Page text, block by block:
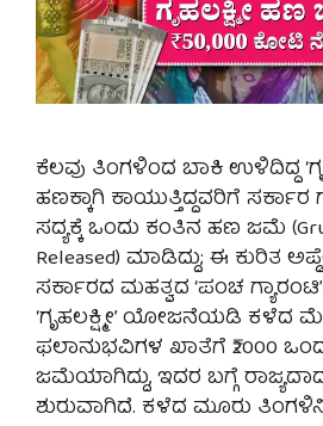
ಕೆಲವು ತಿಂಗಳಿಂದ ಬಾಕಿ ಉಳಿದಿದ್ದ
ಹಣಕ್ಕಾಗಿ ಕಾಯುತ್ತಿದ್ದವರಿಗೆ
ಸದ್ಯಕ್ಕೆ ಒಂದು ಕಂತಿನ ಹಣ ಜಮೆ
Released) ಮಾಡಿದ್ದು; ಈ ಕುರಿತ
ಸರ್ಕಾರದ ಮಹತ್ವದ ‘ಪಂಚ
‘ಗೃಹಲಕ್ಷ್ಮೀ’ ಯೋಜನೆಯಡಿ ಕಳೆದ
ಫಲಾನುಭವಿಗಳ ಖಾತೆಗೆ ₹2000
ಜಮೆಯಾಗಿದ್ದು, ಇದರ ಬಗ್ಗೆ
ಶುರುವಾಗಿದೆ. ಕಳೆದ ಮೂರು